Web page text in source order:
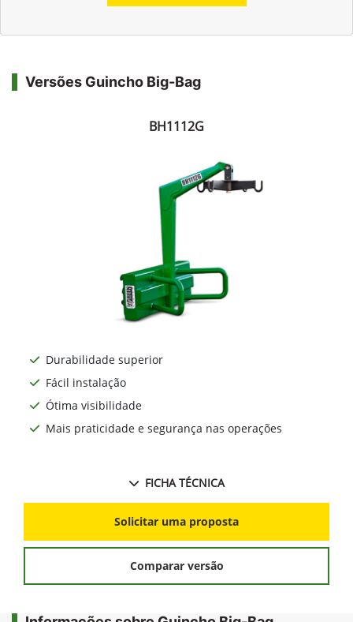
Versões Guincho Big-Bag
BH1112G
Durabilidade superior
Fácil instalação
Ótima visibilidade
Mais praticidade e segurança nas operações
FICHA TÉCNICA
Solicitar uma proposta
Comparar versão